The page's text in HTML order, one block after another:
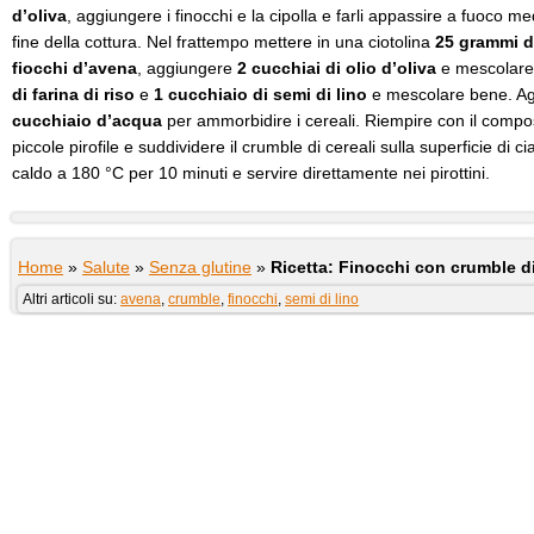
d’oliva , aggiungere i finocchi e la cipolla e farli appassire a fuoco
fine della cottura. Nel frattempo mettere in una ciotolina 25 grammi
fiocchi d’avena , aggiungere 2 cucchiai di olio d’oliva e
di farina di riso e 1 cucchiaio di semi di lino e mescolare bene.
cucchiaio d’acqua per ammorbidire i cereali. Riempire con il
piccole pirofile e suddividere il crumble di cereali sulla superficie di
caldo a 180 °C per 10 minuti e servire direttamente nei pirottini.
Home » Salute » Senza glutine » Ricetta: Finocchi con crumble
Altri articoli su: avena, crumble, finocchi, semi di lino